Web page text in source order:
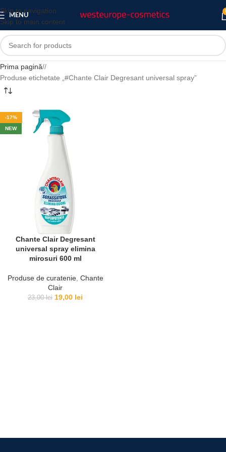
Skip to navigation
Skip to main content
MENU
Prima pagină/
Produse etichetate „#Chante Clair Degresant universal spray”
-17%
NEW
Chante Clair Degresant
universal spray elimina
mirosuri 600 ml
Produse de curatenie, Chante
Clair
23,00lei 19,00 lei